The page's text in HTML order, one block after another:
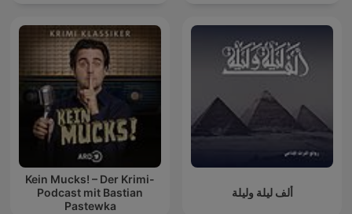
Kein Mucks! – Der Krimi-
Podcast mit Bastian
Pastewka
ألف ليلة وليلة